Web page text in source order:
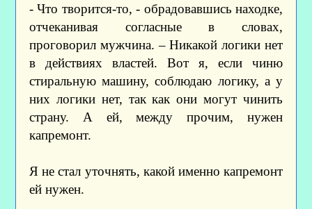
- Что творится-то, - обрадовавшись находке,
отчеканивая согласные в словах,
проговорил мужчина. – Никакой логики нет
в действиях властей. Вот я, если чиню
стиральную машину, соблюдаю логику, а у
них логики нет, так как они могут чинить
страну. А ей, между прочим, нужен
капремонт.
Я не стал уточнять, какой именно капремонт
ей нужен.